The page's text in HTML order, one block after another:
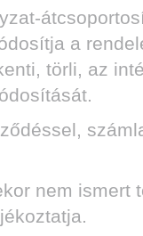
a
törli, az
nem ismert